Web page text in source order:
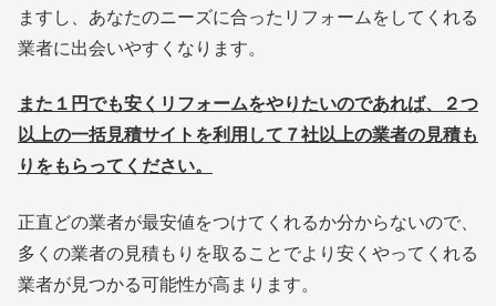
ますし、あなたのニーズに合ったリフォームをしてくれる
業者に出会いやすくなります。
また１円でも安くリフォームをやりたいのであれば、２つ
以上の一括見積サイトを利用して７社以上の業者の見積も
りをもらってください。
正直どの業者が最安値をつけてくれるか分からないので、
多くの業者の見積もりを取ることでより安くやってくれる
業者が見つかる可能性が高まります。